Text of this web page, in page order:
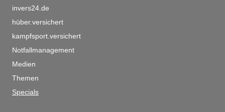
invers24.de
hüber.versichert
kampfsport.versichert
Notfallmanagement
Medien
Themen
Specials